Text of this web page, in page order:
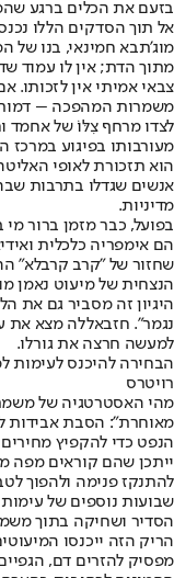
בזעם את הכלים ברגע
אל תוך הסדקים הללו
מוג'תבא חמינאי, בנו של
מתוך הדת; אין לו עמוד
צבאי אמיתי אין לזכותו.
משמרות המהפכה –
לצדו מרחף צִלּוֹ של אחמד
הוא תזכורת לאופי
אנשים שגדלו בתרבות שבה
מדיניות.
בפועל, כבר מזמן ברור
הם אימפריה כלכלית
שחזור של "קרב קרבלא"
הנצחית של מיעוט נאמן
היגיון זה מסביר גם את
נגמר". חזבאללה מצא את
למעשה חרצה את גורלו.
הבחירה להיכנס לעימות
רויטרס
מהי האסטרטגיה של
מאוחרת": הסבת אבידות
הנפט כדי להקפיץ
ייתכן שהם קוראים מפה
להתנקז פנימה ולהפוך
שבועות נוספים של
הסדיר ושחיקה בתוך
הריק הזה ייכנסו
מפסיק להזרים דם,